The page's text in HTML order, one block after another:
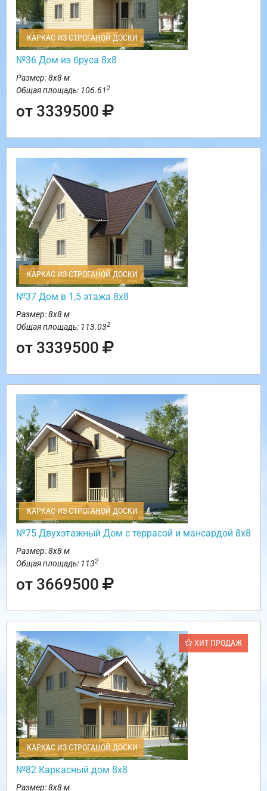
КАРКАС ИЗ СТРОГАНОЙ ДОСКИ
№36 Дом из бруса 8х8
Размер: 8х8 м
Общая площадь: 106.612
от 3339500
КАРКАС ИЗ СТРОГАНОЙ ДОСКИ
№37 Дом в 1,5 этажа 8х8
Размер: 8х8 м
Общая площадь: 113.032
от 3339500
КАРКАС ИЗ СТРОГАНОЙ ДОСКИ
№75 Двухэтажный Дом с террасой и мансардой 8х8
Размер: 8х8 м
Общая площадь: 1132
от 3669500
ХИТ ПРОДАЖ
КАРКАС ИЗ СТРОГАНОЙ ДОСКИ
№82 Каркасный дом 8х8
Размер: 8х8 м